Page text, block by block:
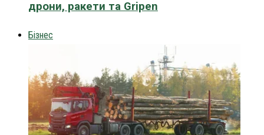
дрони, ракети та Gripen
Бізнес